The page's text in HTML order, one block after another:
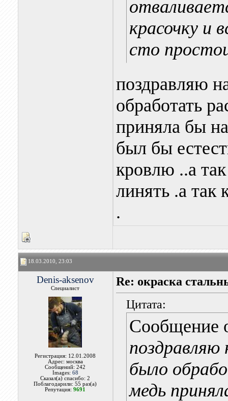
красочку и
сто
поздравляю
обработать
приняла бы
был бы
кровлю ..а
линять .а так
.
18.03.2010, 23:03
Denis-aksenov
Специалист
Регистрация: 12.01.2008
Адрес: москва
Сообщений: 242
Images: 68
Сказал(а) спасибо: 2
Поблагодарили: 55 раз(а)
Репутация:9691
Re: окраска
Цитата:
Сообщение
поздравляю
было
медь